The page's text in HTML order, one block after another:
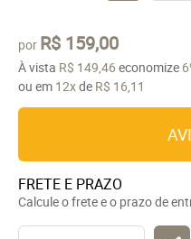
por R$ 159,00
À vista R$ 149,46 economize
ou em 12xde R$ 16,11
FRETE E PRAZO
Calcule o frete e o prazo de